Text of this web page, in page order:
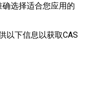
选择适合您应用的
以下信息以获取CAS